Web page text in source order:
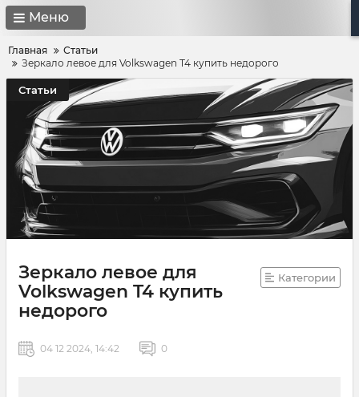
Меню
Главная
Статьи
Зеркало левое для Volkswagen T4 купить недорого
Статьи
Зеркало левое для
Volkswagen T4 купить
недорого
Категории
04 12 2024, 14:42 0